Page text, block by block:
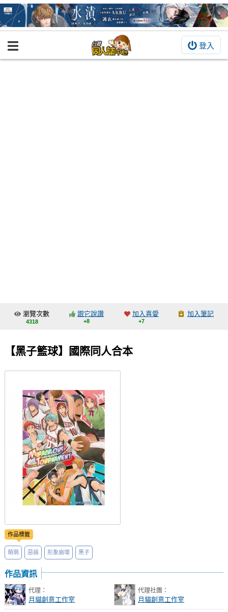
登入
BOOKY書集倉庫
交流中心
會員功能選單
註冊會員
登入
瀏覽次數
4318
跟它說讚
+8
加入喜愛
+7
加入筆記
【黑子籃球】國際同人合本
作品標籤
萌萌 惡搞 形象崩壞 黑子
作品資訊
代理：
月貓創意工作室
代理社團：
月貓創意工作室